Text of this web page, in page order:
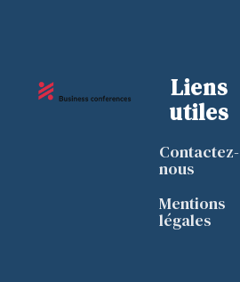
Liens
utiles
Contactez-
nous
Mentions
légales